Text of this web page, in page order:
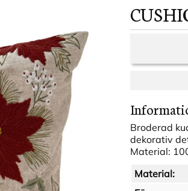
Broderad
dekorativ
Material:
Material: